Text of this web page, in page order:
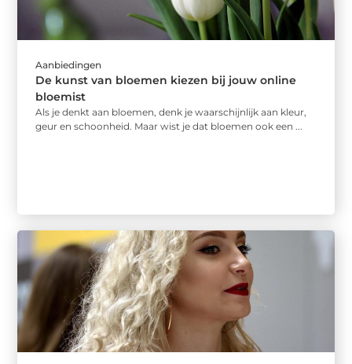
Aanbiedingen
De kunst van bloemen kiezen bij jouw online
bloemist
Als je denkt aan bloemen, denk je waarschijnlijk aan kleur,
geur en schoonheid. Maar wist je dat bloemen ook een ...